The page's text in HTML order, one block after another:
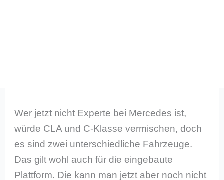
Wer jetzt nicht Experte bei Mercedes ist,
würde CLA und C-Klasse vermischen, doch
es sind zwei unterschiedliche Fahrzeuge.
Das gilt wohl auch für die eingebaute
Plattform. Die kann man jetzt aber noch nicht